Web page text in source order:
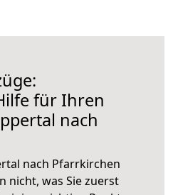
für Ihren
nach
nach Pfarrkirchen
nicht, was Sie zuerst